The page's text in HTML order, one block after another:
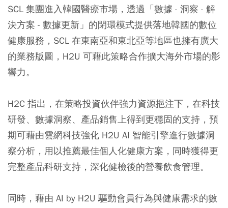
SCL 集團進入韓國醫療市場，透過「數據 - 洞察 - 解
決方案 - 數據更新」的閉環模式提供落地韓國的數位
健康服務，SCL 在東南亞和東北亞等地區也擁有廣大
的業務版圖，H2U 可藉此策略合作擴大海外市場的影
響力。
H2C 指出，在策略投資伙伴強力資源挹注下，在科技
研發、數據洞察、產品銷售上得到更穩固的支持，預
期可藉由雲網科技強化 H2U AI 智能引擎進行數據洞
察分析，用以推薦最佳個人化健康方案，同時獲得更
完整產品科研支持，深化健檢後的營養飲食管理。
同時，藉由 AI by H2U 驅動會員行為與健康需求的數